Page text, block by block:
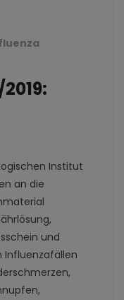
Institut
an die
und
Influenzafällen